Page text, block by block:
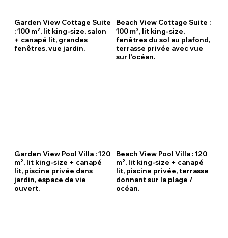
Garden View Cottage Suite
: 100 m², lit king-size, salon
+ canapé lit, grandes
fenêtres, vue jardin.
Beach View Cottage Suite :
100 m², lit king-size,
fenêtres du sol au plafond,
terrasse privée avec vue
sur l’océan.
Garden View Pool Villa : 120
m², lit king-size + canapé
lit, piscine privée dans
jardin, espace de vie
ouvert.
Beach View Pool Villa : 120
m², lit king-size + canapé
lit, piscine privée, terrasse
donnant sur la plage /
océan.